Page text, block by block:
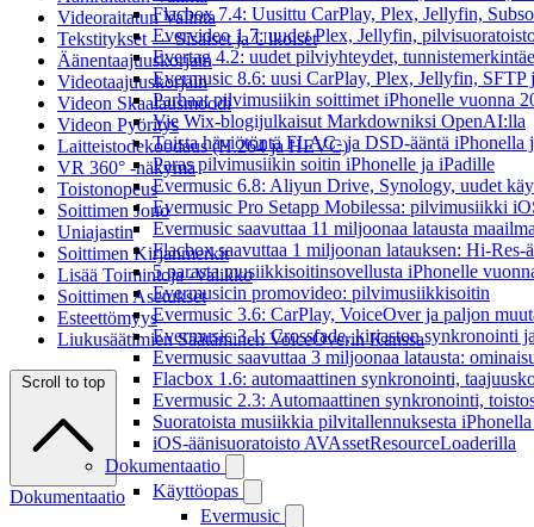
Flacbox 7.4: Uusittu CarPlay, Plex, Jellyfin,
Evervideo 1.7: uudet Plex, Jellyfin,
Evertag 4.2: uudet pilviyhteydet,
Evermusic 8.6: uusi CarPlay, Plex, Jellyfin, SFTP
Parhaat pilvimusiikin soittimet iPhonelle vuonna
Vie Wix-blogijulkaisut Markdowniksi OpenAI:lla
Toista häviötöntä FLAC- ja DSD-ääntä iPhonella
Paras pilvimusiikin soitin iPhonelle ja iPadille
Evermusic 6.8: Aliyun Drive, Synology, uudet
Evermusic Pro Setapp Mobilessa: pilvimusiikki
Evermusic saavuttaa 11 miljoonaa latausta
Flacbox saavuttaa 1 miljoonan latauksen: Hi-Res-
5 parasta musiikkisoitinsovellusta iPhonelle
Evermusicin promovideo: pilvimusiikkisoitin
Evermusic 3.6: CarPlay, VoiceOver ja paljon
Evermusic 3.1: Crossfade, kirjaston synkronointi
Evermusic saavuttaa 3 miljoonaa latausta:
Flacbox 1.6: automaattinen synkronointi,
Evermusic 2.3: Automaattinen synkronointi,
Suoratoista musiikkia pilvitallennuksesta
iOS-äänisuoratoisto AVAssetResourceLoaderilla
Dokumentaatio
Käyttöopas
Evermusic
Videoraitatun Valinta
Tekstitykset — Sisäiset ja Ulkoiset
Äänentaajuuskorjain
Videotaajuuskorjain
Videon Skaalausmoodi
Videon Pyöritys
Laitteistodekoodaus (H.264 ja HEVC)
VR 360° -näkymä
Toistonopeus
Soittimen Jono
Uniajastin
Soittimen Kirjanmerkit
Lisää Toimintoja -Valikko
Soittimen Asetukset
Esteettömyys
Liukusäätimien Säätäminen VoiceOverin Kanssa
Scroll to top
Dokumentaatio